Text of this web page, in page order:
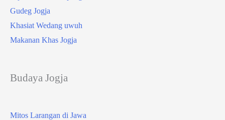
Gudeg Jogja
Khasiat Wedang uwuh
Makanan Khas Jogja
Budaya Jogja
Mitos Larangan di Jawa